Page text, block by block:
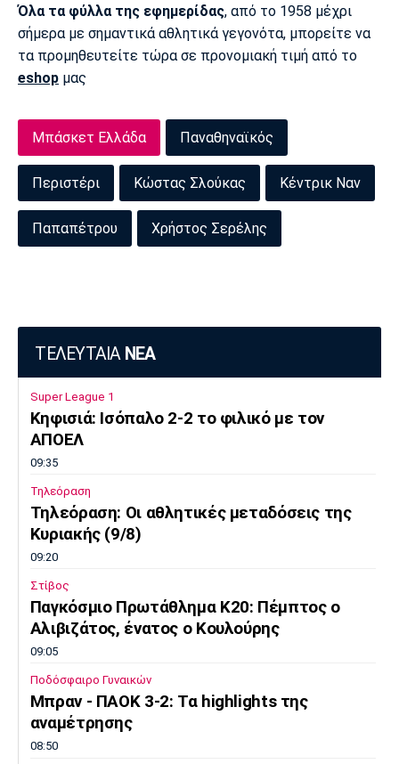
Όλα τα φύλλα της εφημερίδας, από το 1958 μέχρι
σήμερα με σημαντικά αθλητικά γεγονότα, μπορείτε να
τα προμηθευτείτε τώρα σε προνομιακή τιμή από το
eshop μας
Μπάσκετ Ελλάδα Παναθηναϊκός
Περιστέρι Κώστας Σλούκας Κέντρικ Ναν
Παπαπέτρου Χρήστος Σερέλης
ΤΕΛΕΥΤΑΙΑ ΝΕΑ
Super League 1
Κηφισιά: Ισόπαλο 2-2 το φιλικό με τον
ΑΠΟΕΛ
09:35
Τηλεόραση
Τηλεόραση: Οι αθλητικές μεταδόσεις της
Κυριακής (9/8)
09:20
Στίβος
Παγκόσμιο Πρωτάθλημα Κ20: Πέμπτος ο
Αλιβιζάτος, ένατος ο Κουλούρης
09:05
Ποδόσφαιρο Γυναικών
Μπραν - ΠΑΟΚ 3-2: Τα highlights της
αναμέτρησης
08:50